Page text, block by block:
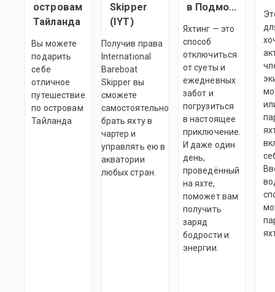
островам
Тайланда
Вы можете
подарить
себе
отличное
путешествие
по островам
Тайланда
Skipper
(IYT)
Получив права
International
Bareboat
Skipper вы
сможете
самостоятельно
брать яхту в
чартер и
управлять ею в
акватории
любых стран.
в Подмосковье
Яхтинг — это
способ
отключиться
от суеты и
ежедневных
забот и
погрузиться
в настоящее
приключение.
И даже один
день,
проведённый
на яхте,
поможет вам
получить
заряд
бодрости и
энергии.